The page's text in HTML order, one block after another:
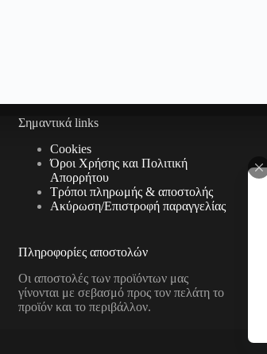
Σημαντικά links
Cookies
Όροι Χρήσης και Πολιτική
Απορρήτου
Τρόποι πληρωμής & αποστολής
Aκύρωση/Επιστροφή παραγγελίας
Πληροφορίες αποστολών
Οι αποστολές των προϊόντων μας
γίνονται με σεβασμό προς τον πελάτη το
προϊόν και το περιβάλλον.